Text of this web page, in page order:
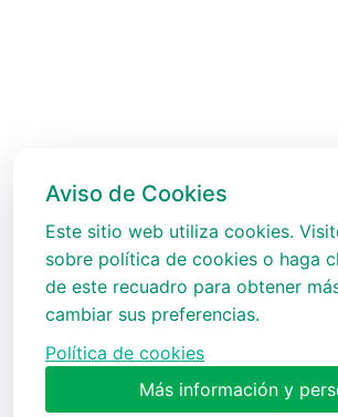
Aviso de Cookies
Este sitio web utiliza cookies.
sobre política de cookies o haga
de este recuadro para obtener
cambiar sus preferencias.
Política de cookies
Más información y